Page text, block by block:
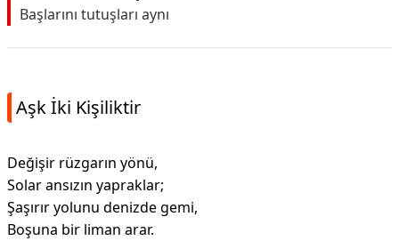
Başlarını tutuşları aynı
Aşk İki Kişiliktir
Değişir rüzgarın yönü,
Solar ansızın yapraklar;
Şaşırır yolunu denizde gemi,
Boşuna bir liman arar.